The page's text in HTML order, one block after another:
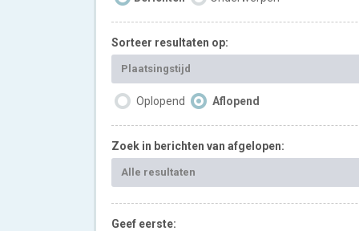
Sorteer resultaten op:
Plaatsingstijd
Oplopend Aflopend
Zoek in berichten van afgelopen:
Alle resultaten
Geef eerste: